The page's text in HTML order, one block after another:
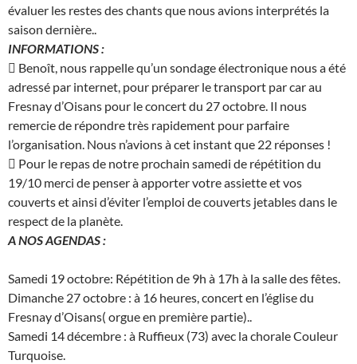
évaluer les restes des chants que nous avions interprétés la
saison dernière..
INFORMATIONS :
 Benoît, nous rappelle qu’un sondage électronique nous a été
adressé par internet, pour préparer le transport par car au
Fresnay d’Oisans pour le concert du 27 octobre. Il nous
remercie de répondre très rapidement pour parfaire
l’organisation. Nous n’avions à cet instant que 22 réponses !
 Pour le repas de notre prochain samedi de répétition du
19/10 merci de penser à apporter votre assiette et vos
couverts et ainsi d’éviter l’emploi de couverts jetables dans le
respect de la planète.
A NOS AGENDAS :
Samedi 19 octobre: Répétition de 9h à 17h à la salle des fêtes.
Dimanche 27 octobre : à 16 heures, concert en l’église du
Fresnay d’Oisans( orgue en première partie)..
Samedi 14 décembre : à Ruffieux (73) avec la chorale Couleur
Turquoise.